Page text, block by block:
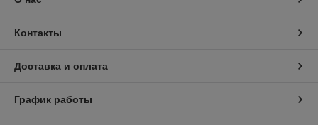
Контакты
Доставка и оплата
График работы